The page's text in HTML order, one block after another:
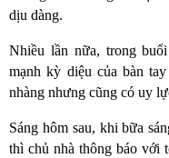
dịu dàng.
Nhiều lần nữa, trong
mạnh kỳ diệu của bàn
nhàng nhưng cũng có uy
Sáng hôm sau, khi bữa
thì chủ nhà thông báo với